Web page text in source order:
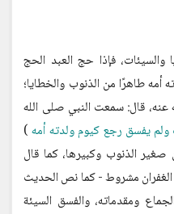
فإذا حج العبد الحج
طاهرًا من الذنوب والخطايا؛
عنه، قال: سمعت النبي صلى الله
يفسق رجع كيوم ولدته أمه)
الذنوب وكبيرها، كما قال
الغفران مشروط - كما نص الحديث
ومقدماته، والفسق السيئة